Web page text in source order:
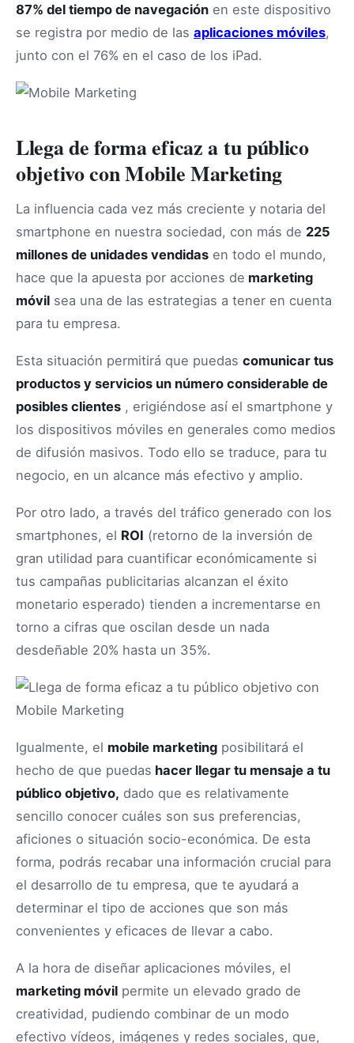
87% del tiempo de navegación en este dispositivo
se registra por medio de las aplicaciones móviles,
junto con el 76% en el caso de los iPad.
Llega de forma eficaz a tu público
objetivo con Mobile Marketing
La influencia cada vez más creciente y notaria del
smartphone en nuestra sociedad, con más de 225
millones de unidades vendidas en todo el mundo,
hace que la apuesta por acciones de marketing
móvil sea una de las estrategias a tener en cuenta
para tu empresa.
Esta situación permitirá que puedas comunicar tus
productos y servicios un número considerable de
posibles clientes , erigiéndose así el smartphone y
los dispositivos móviles en generales como medios
de difusión masivos. Todo ello se traduce, para tu
negocio, en un alcance más efectivo y amplio.
Por otro lado, a través del tráfico generado con los
smartphones, el ROI (retorno de la inversión de
gran utilidad para cuantificar económicamente si
tus campañas publicitarias alcanzan el éxito
monetario esperado) tienden a incrementarse en
torno a cifras que oscilan desde un nada
desdeñable 20% hasta un 35%.
Igualmente, el mobile marketing posibilitará el
hecho de que puedas hacer llegar tu mensaje a tu
público objetivo, dado que es relativamente
sencillo conocer cuáles son sus preferencias,
aficiones o situación socio-económica. De esta
forma, podrás recabar una información crucial para
el desarrollo de tu empresa, que te ayudará a
determinar el tipo de acciones que son más
convenientes y eficaces de llevar a cabo.
A la hora de diseñar aplicaciones móviles, el
marketing móvil permite un elevado grado de
creatividad, pudiendo combinar de un modo
efectivo vídeos, imágenes y redes sociales, que,